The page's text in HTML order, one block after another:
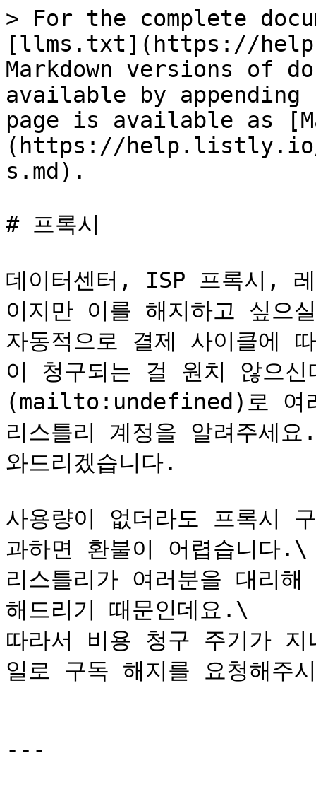
> For the complete
[llms.txt](https://
Markdown versions of
available by
page is available as
(https://help.listly.io/
s.md).
# 프록시
데이터센터, ISP 프록시,
이지만 이를 해지하고 싶으
자동적으로 결제 사이클에
이 청구되는 걸 원치 않
(mailto:undefined)로 여
리스틀리 계정을 알려주세
와드리겠습니다.
사용량이 없더라도 프록시
과하면 환불이 어렵습니다.\
리스틀리가 여러분을 대리
해드리기 때문인데요.\
따라서 비용 청구 주기가
일로 구독 해지를 요청해주
---